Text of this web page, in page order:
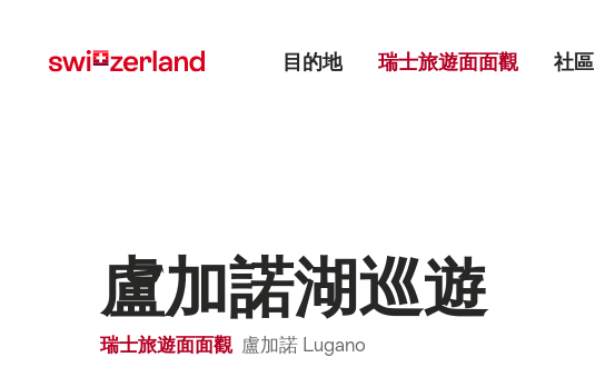
myswitzerland.com
目的地 瑞士旅遊面面觀 社區
盧加諾湖巡遊
瑞士旅遊面面觀 盧加諾 Lugano